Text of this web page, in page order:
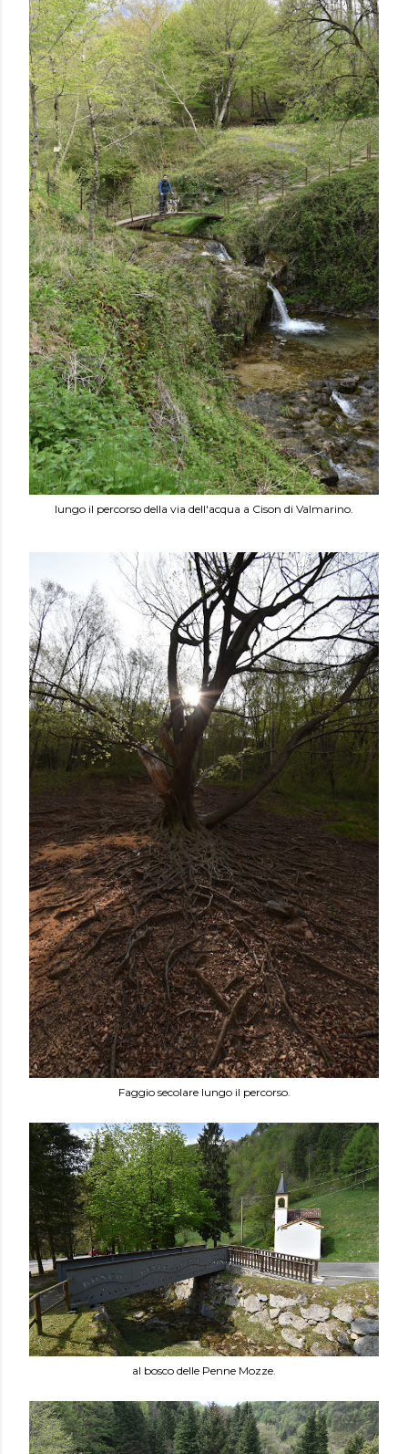
lungo il percorso della via dell'acqua a Cison di Valmarino.
Faggio secolare lungo il percorso.
al bosco delle Penne Mozze.